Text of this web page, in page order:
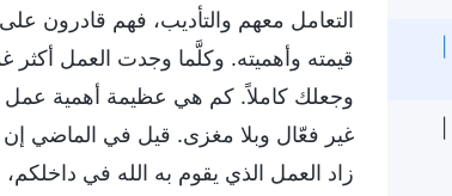
التعامل معهم والتأديب، فهم قادرون
قيمته وأهميته. وكلَّما وجدت العمل
وجعلك كاملاً. كم هي عظيمة أهمية عمل
غير فعّال وبلا مغزى. قيل في الماضي إن
زاد العمل الذي يقوم به الله في